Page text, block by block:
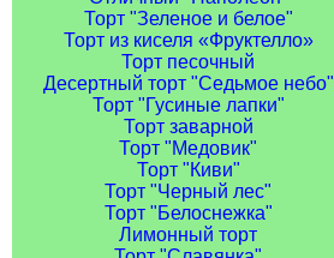
Торт "Зеленое и белое"
Торт из киселя «Фруктелло»
Торт песочный
Десертный торт "Седьмое небо"
Торт "Гусиные лапки"
Торт заварной
Торт "Медовик"
Торт "Киви"
Торт "Черный лес"
Торт "Белоснежка"
Лимонный торт